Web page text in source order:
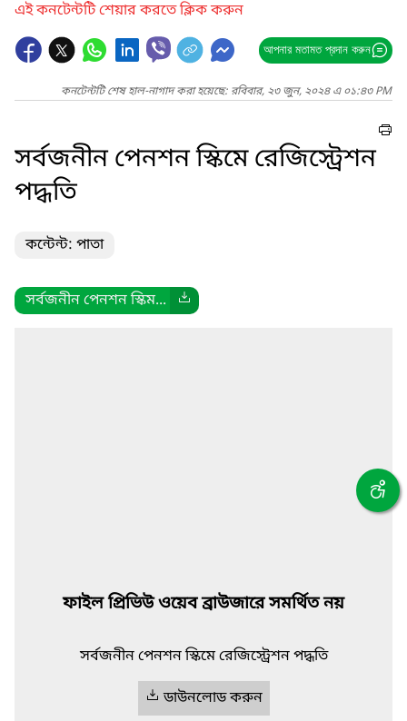
এই কনটেন্টটি শেয়ার করতে ক্লিক করুন
আপনার মতামত প্রদান করুন
কনটেন্টটি শেষ হাল-নাগাদ করা হয়েছে: রবিবার, ২৩ জুন, ২০২৪ এ ০১:৪৩ PM
সর্বজনীন পেনশন স্কিমে রেজিস্ট্রেশন
পদ্ধতি
কন্টেন্ট: পাতা
সর্বজনীন পেনশন স্কিম...
ফাইল প্রিভিউ ওয়েব ব্রাউজারে সমর্থিত নয়
সর্বজনীন পেনশন স্কিমে রেজিস্ট্রেশন পদ্ধতি
ডাউনলোড করুন